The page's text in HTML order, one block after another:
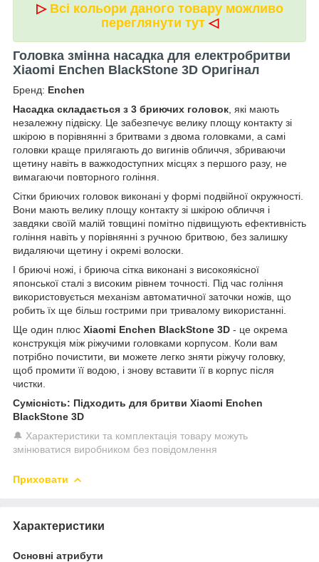
▷ Всі кольори даного товару можливо
переглянути тут◁
Головка змінна насадка для електробритви
Xiaomi Enchen BlackStone 3D Оригінал
Бренд: Enchen
Насадка складається з 3 бриючих головок , які мають
незалежну підвіску. Це забезпечує велику площу контакту зі
шкірою в порівнянні з бритвами з двома головками, а самі
головки краще прилягають до вигинів обличчя, збриваючи
щетину навіть в важкодоступних місцях з першого разу, не
вимагаючи повторного гоління.
Сітки бриючих головок виконані у формі подвійної окружності.
Вони мають велику площу контакту зі шкірою обличчя і
завдяки своїй малій товщині помітно підвищують ефективність
гоління навіть у порівнянні з ручною бритвою, без залишку
видаляючи щетину і окремі волоски.
І бриючі ножі, і бриюча сітка виконані з високоякісної
японської сталі з високим рівнем точності. Під час гоління
використовується механізм автоматичної заточки ножів, що
робить їх ще більш гострими при тривалому використанні.
Ще один плюс Xiaomi Enchen BlackStone 3D - це окрема
конструкція між ріжучими головками корпусом. Коли вам
потрібно почистити, ви можете легко зняти ріжучу головку,
щоб промити її водою, і знову вставити її в корпус після
чистки.
Сумісність: Підходить для бритви Xiaomi Enchen
BlackStone 3D
🔔 Характеристики та комплектація товару можуть
змінюватися виробником без повідомлення
Приховати
Характеристики
Основні атрибути